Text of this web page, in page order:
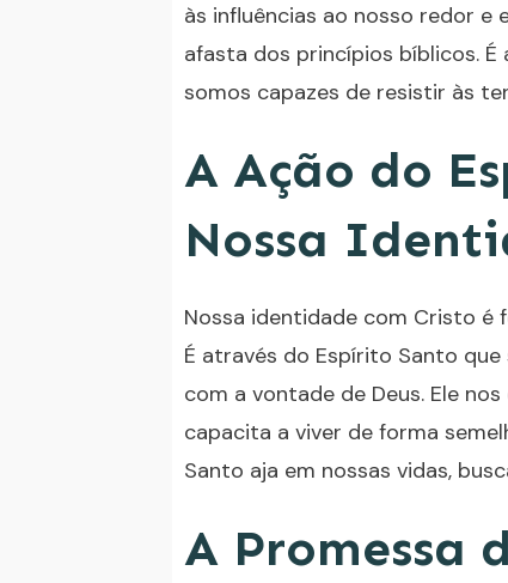
às influências ao nosso redor e
afasta dos princípios bíblicos.
somos capazes de resistir às
A Ação do
Nossa
Nossa identidade com Cristo é
É através do Espírito Santo
com a vontade de Deus. Ele
capacita a viver de forma
Santo aja em nossas vidas,
A Promessa